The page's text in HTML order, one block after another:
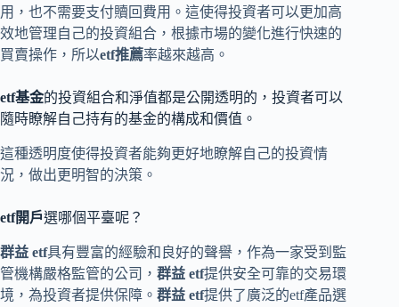
用，也不需要支付贖回費用。這使得投資者可以更加高
效地管理自己的投資組合，根據市場的變化進行快速的
買賣操作，所以etf推薦率越來越高。
etf基金的投資組合和淨值都是公開透明的，投資者可以
隨時瞭解自己持有的基金的構成和價值。
這種透明度使得投資者能夠更好地瞭解自己的投資情
況，做出更明智的決策。
etf開戶選哪個平臺呢？
群益 etf具有豐富的經驗和良好的聲譽，作為一家受到監
管機構嚴格監管的公司， 群益 etf提供安全可靠的交易環
境，為投資者提供保障。 群益 etf提供了廣泛的etf產品選